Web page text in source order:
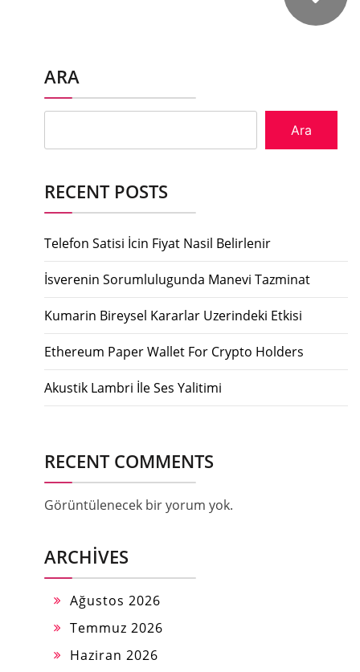
ARA
Ara
RECENT POSTS
Telefon Satisi İcin Fiyat Nasil Belirlenir
İsverenin Sorumlulugunda Manevi Tazminat
Kumarin Bireysel Kararlar Uzerindeki Etkisi
Ethereum Paper Wallet For Crypto Holders
Akustik Lambri İle Ses Yalitimi
RECENT COMMENTS
Görüntülenecek bir yorum yok.
ARCHIVES
Ağustos 2026
Temmuz 2026
Haziran 2026